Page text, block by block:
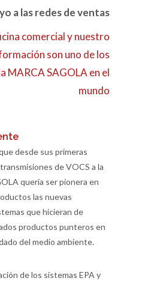
a las redes de ventas
comercial y nuestro
son uno de los
MARCA SAGOLA en el
mundo
desde sus primeras
de VOCS a la
quería ser pionera en
las nuevas
que hicieran de
productos punteros en
del medio ambiente.
de los sistemas EPA y